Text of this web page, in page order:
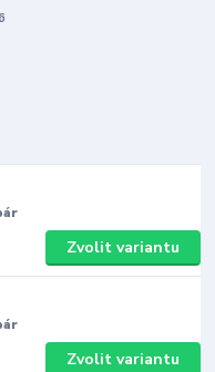
Zvolit variantu
Zvolit variantu